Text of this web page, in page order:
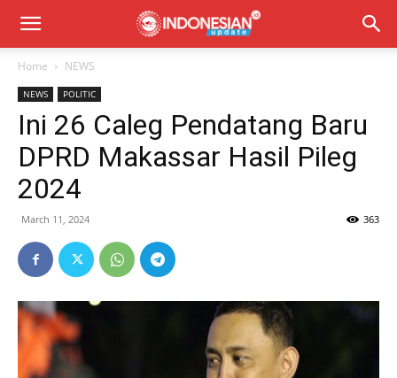
Home NEWS
NEWS POLITIC
Ini 26 Caleg Pendatang Baru
DPRD Makassar Hasil Pileg
2024
March 11, 2024 363